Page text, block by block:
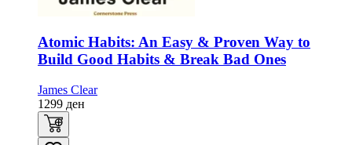
Atomic Habits: An Easy & Proven Way to
Build Good Habits & Break Bad Ones
James Clear
1299 ден